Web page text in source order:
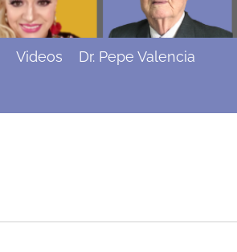
Videos Dr. Pepe Valencia